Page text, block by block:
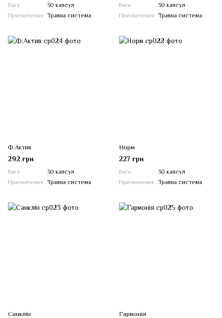
Вага
30 капсул
Призначення Травна система
Вага
30 капсул
Призначення Травна система
Ф.Актив
292 грн
Вага
30 капсул
Призначення Травна система
Норм
227 грн
Вага
30 капсул
Призначення Травна система
Санклін Гармонія